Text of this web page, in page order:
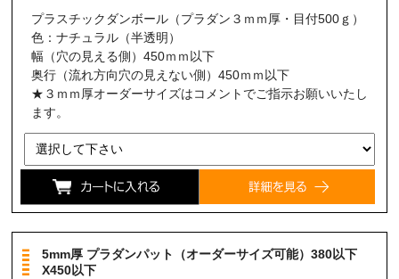
プラスチックダンボール（プラダン３ｍｍ厚・目付500ｇ）
色：ナチュラル（半透明）
幅（穴の見える側）450ｍｍ以下
奥行（流れ方向穴の見えない側）450ｍｍ以下
★３ｍｍ厚オーダーサイズはコメントでご指示お願いいたし
ます。
5mm厚 プラダンパット（オーダーサイズ可能）380以下
X450以下